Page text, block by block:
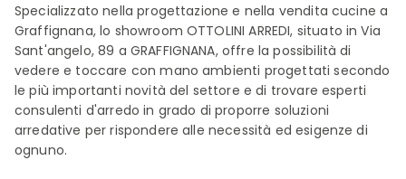
Specializzato nella progettazione e nella vendita cucine a
Graffignana, lo showroom OTTOLINI ARREDI, situato in Via
Sant'angelo, 89 a GRAFFIGNANA, offre la possibilità di
vedere e toccare con mano ambienti progettati secondo
le più importanti novità del settore e di trovare esperti
consulenti d'arredo in grado di proporre soluzioni
arredative per rispondere alle necessità ed esigenze di
ognuno.